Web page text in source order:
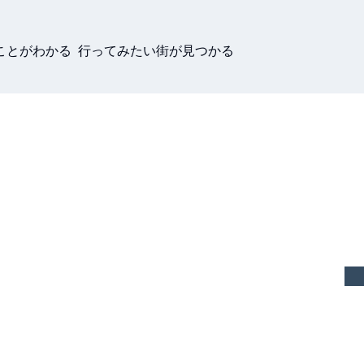
とがわかる 行ってみたい街が見つかる